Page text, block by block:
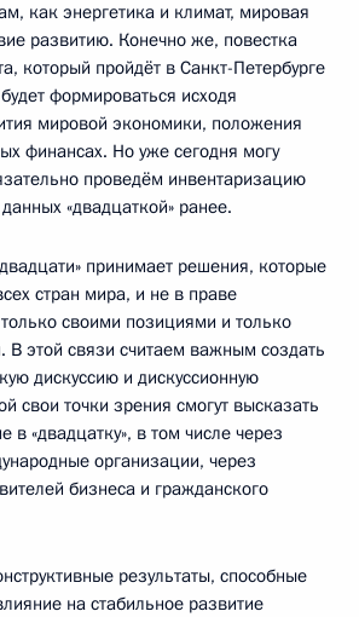
как энергетика и климат, мировая
развитию. Конечно же, повестка
который пройдёт в Санкт-Петербурге
формироваться исходя
мировой экономики, положения
финансах. Но уже сегодня могу
проведём инвентаризацию
«двадцаткой» ранее.
принимает решения, которые
стран мира, и не в праве
только своими позициями и только
В этой связи считаем важным создать
дискуссию и дискуссионную
свои точки зрения смогут высказать
в «двадцатку», в том числе через
организации, через
бизнеса и гражданского
результаты, способные
на стабильное развитие